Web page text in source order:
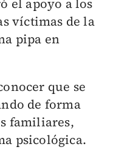
el apoyo a los
víctimas de la
pipa en
que se
de forma
familiares,
psicológica.